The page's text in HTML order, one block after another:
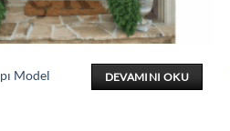
Model
DEVAMINI OKU